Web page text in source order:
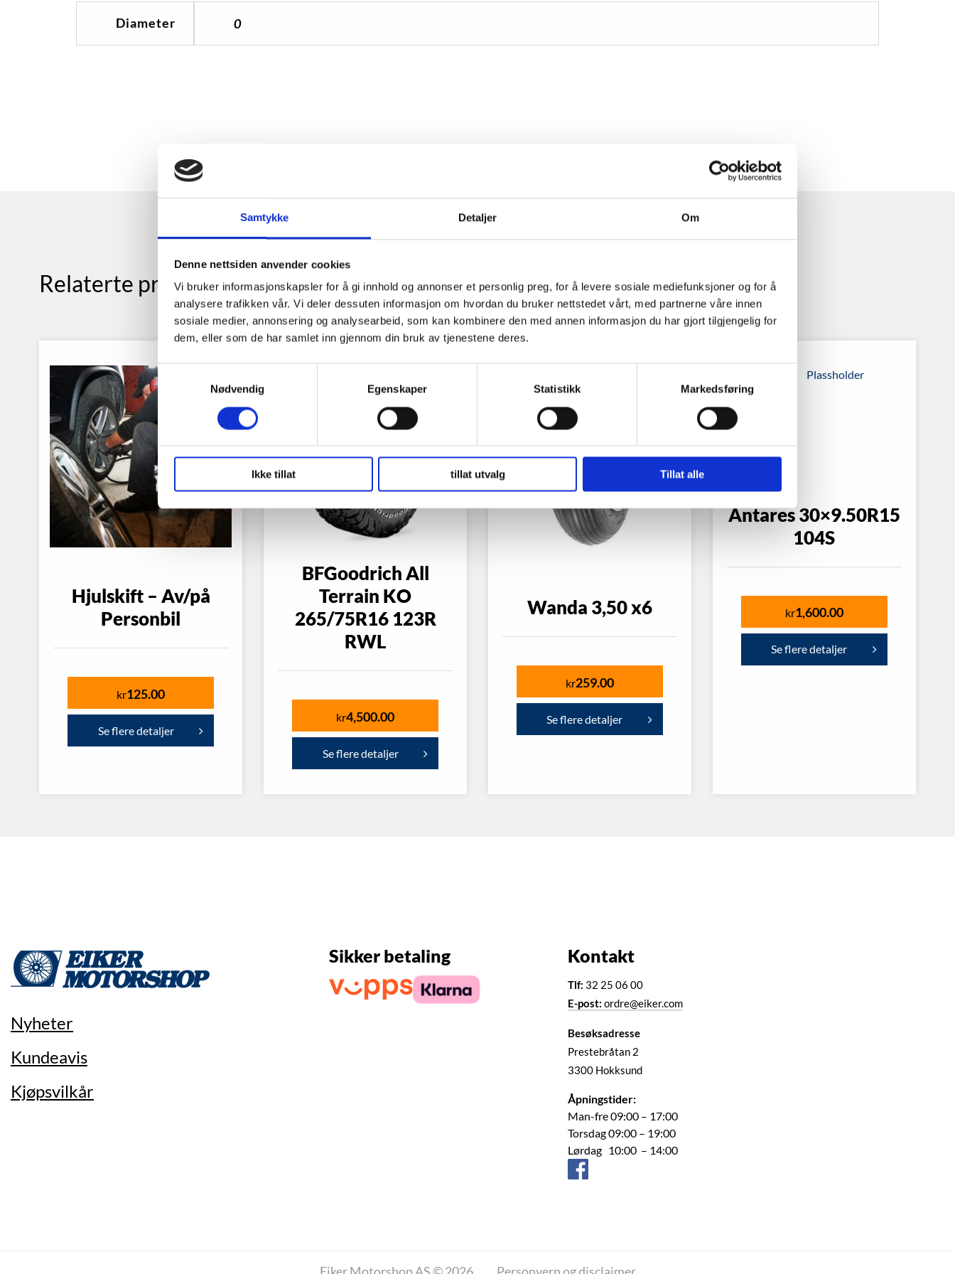
Samtykke Detaljer Om
Denne nettsiden anvender cookies
Vi bruker informasjonskapsler for å gi innhold og annonser et personlig preg, for å levere sosiale mediefunksjoner og for å
analysere trafikken vår. Vi deler dessuten informasjon om hvordan du bruker nettstedet vårt, med partnerne våre innen
sosiale medier, annonsering og analysearbeid, som kan kombinere den med annen informasjon du har gjort tilgjengelig for
dem, eller som de har samlet inn gjennom din bruk av tjenestene deres.
Samtykkevalg
Nødvendig
Egenskaper Statistikk Markedsføring
Ikke tillat tillat utvalg Tillat alle
Diameter 0
Relaterte produkter
Hjulskift – Av/på
Personbil
kr125.00
Se flere detaljer
BFGoodrich All
Terrain KO
265/75R16 123R
RWL
kr4,500.00
Se flere detaljer
Wanda 3,50 x6
kr259.00
Se flere detaljer
Antares 30×9.50R15
104S
kr1,600.00
Se flere detaljer
Nyheter
Kundeavis
Kjøpsvilkår
Sikker betaling Kontakt
Tlf: 32 25 06 00
E-post: ordre@eiker.com
Besøksadresse
Prestebråtan 2
3300 Hokksund
Åpningstider:
Man-fre 09:00 – 17:00
Torsdag 09:00 – 19:00
Lørdag 10:00 – 14:00